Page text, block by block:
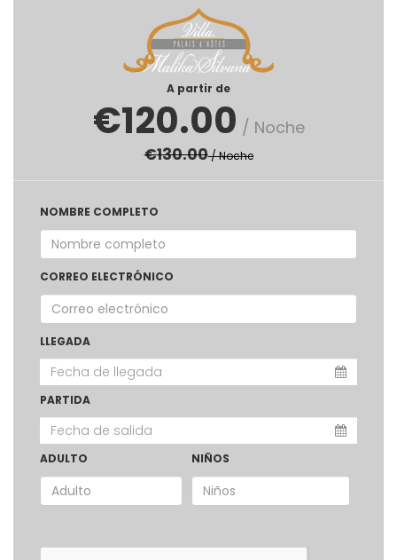
A partir de
€120.00 / Noche
€130.00/ Noche
NOMBRE COMPLETO
CORREO ELECTRÓNICO
LLEGADA
PARTIDA
ADULTO NIÑOS